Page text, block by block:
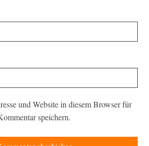
und Website in diesem Browser für
speichern.